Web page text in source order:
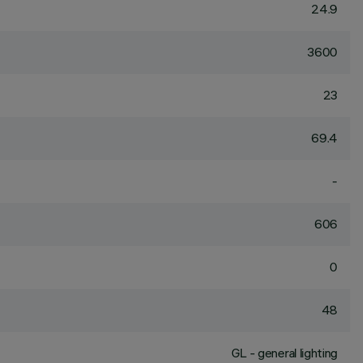
24.9
3600
23
69.4
-
606
0
48
GL - general lighting